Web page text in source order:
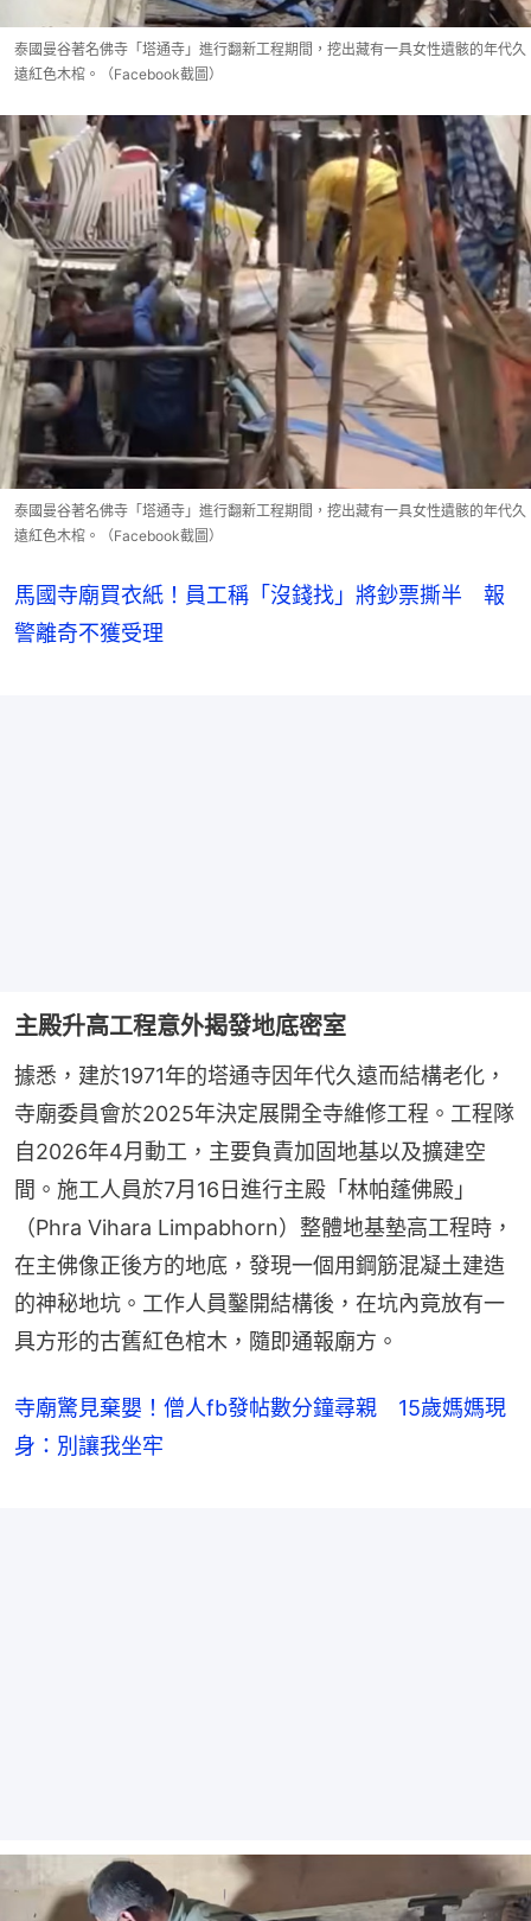
泰國曼谷著名佛寺「塔通寺」進行翻新工程期間，挖出藏有一具女性遺骸的年代久
遠紅色木棺。（Facebook截圖）
泰國曼谷著名佛寺「塔通寺」進行翻新工程期間，挖出藏有一具女性遺骸的年代久
遠紅色木棺。（Facebook截圖）
馬國寺廟買衣紙！員工稱「沒錢找」將鈔票撕半 報
警離奇不獲受理
主殿升高工程意外揭發地底密室
據悉，建於1971年的塔通寺因年代久遠而結構老化，
寺廟委員會於2025年決定展開全寺維修工程。工程隊
自2026年4月動工，主要負責加固地基以及擴建空
間。施工人員於7月16日進行主殿「林帕蓬佛殿」
（Phra Vihara Limpabhorn）整體地基墊高工程時，
在主佛像正後方的地底，發現一個用鋼筋混凝土建造
的神秘地坑。工作人員鑿開結構後，在坑內竟放有一
具方形的古舊紅色棺木，隨即通報廟方。
寺廟驚見棄嬰！僧人fb發帖數分鐘尋親 15歲媽媽現
身：別讓我坐牢